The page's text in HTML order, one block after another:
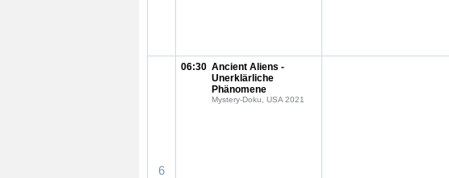
6
06:30 Ancient Aliens -
Unerklärliche
Phänomene
Mystery-Doku, USA 2021